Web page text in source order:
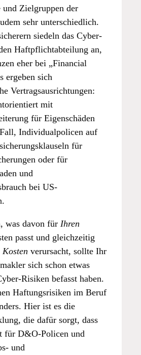
und Zielgruppen der
sehr unterschiedlich.
siedeln das Cyber-
Haftpflichtabteilung an,
eher bei „Financial
ergeben sich
Vertragsausrichtungen:
mit
für Eigenschäden
Individualpolicen auf
für
oder für
und
bei US-
was davon für Ihren
passt und gleichzeitig
Kosten verursacht, sollte Ihr
sich schon etwas
Risiken befasst haben.
Haftungsrisiken im Beruf
Hier ist es die
die dafür sorgt, dass
für D&O-Policen und
und